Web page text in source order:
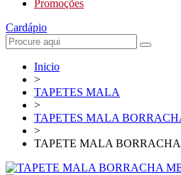
Promoções
Cardápio
Inicio
>
TAPETES MALA
>
TAPETES MALA
>
TAPETE MALA BORRACHA